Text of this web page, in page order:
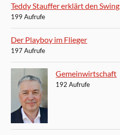
Teddy Stauffer erklärt den Swing
199 Aufrufe
Der Playboy im Flieger
197 Aufrufe
Gemeinwirtschaft
192 Aufrufe